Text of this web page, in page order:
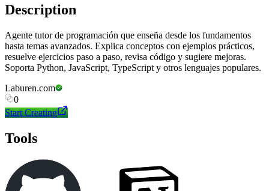
Description
Agente tutor de programación que enseña desde los fundamentos
hasta temas avanzados. Explica conceptos con ejemplos prácticos,
resuelve ejercicios paso a paso, revisa código y sugiere mejoras.
Soporta Python, JavaScript, TypeScript y otros lenguajes populares.
Laburen.com
0
Start Creating
Tools